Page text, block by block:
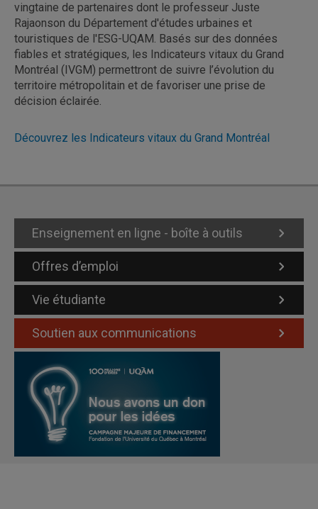
vingtaine de partenaires dont le professeur Juste
Rajaonson du Département d'études urbaines et
touristiques de l'ESG-UQAM. Basés sur des données
fiables et stratégiques, les Indicateurs vitaux du Grand
Montréal (IVGM) permettront de suivre l’évolution du
territoire métropolitain et de favoriser une prise de
décision éclairée.
Découvrez les Indicateurs vitaux du Grand Montréal
Enseignement en ligne - boîte à outils
Offres d’emploi
Vie étudiante
Soutien aux communications